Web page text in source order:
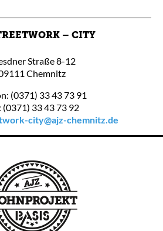
– CITY
Straße 8-12
Chemnitz
(0371) 33 43 73 91
(0371) 33 43 73 92
city@ajz-chemnitz.de